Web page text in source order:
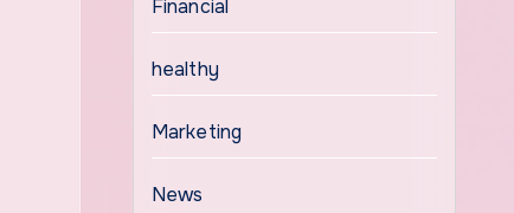
Financial
healthy
Marketing
News